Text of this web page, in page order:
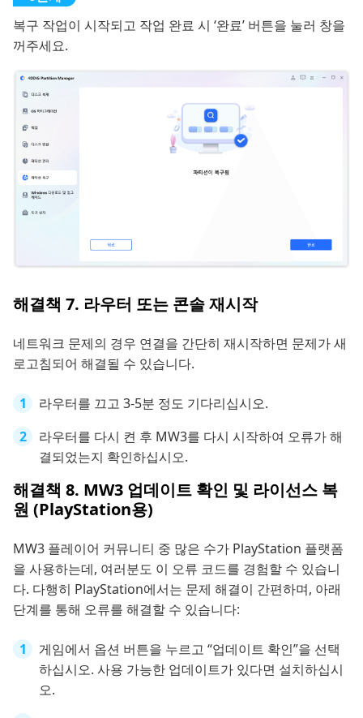
복구 작업이 시작되고 작업 완료 시 ‘완료’ 버튼을 눌러 창을
꺼주세요.
해결책 7. 라우터 또는 콘솔 재시작
네트워크 문제의 경우 연결을 간단히 재시작하면 문제가 새
로고침되어 해결될 수 있습니다.
라우터를 끄고 3-5분 정도 기다리십시오.
라우터를 다시 켠 후 MW3를 다시 시작하여 오류가 해
결되었는지 확인하십시오.
해결책 8. MW3 업데이트 확인 및 라이선스 복
원 (PlayStation용)
MW3 플레이어 커뮤니티 중 많은 수가 PlayStation 플랫폼
을 사용하는데, 여러분도 이 오류 코드를 경험할 수 있습니
다. 다행히 PlayStation에서는 문제 해결이 간편하며, 아래
단계를 통해 오류를 해결할 수 있습니다:
게임에서 옵션 버튼을 누르고 “업데이트 확인”을 선택
하십시오. 사용 가능한 업데이트가 있다면 설치하십시
오.